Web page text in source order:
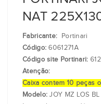
NAT
Fabricante: Portinari
Código: 6061271A
Código site Portinari:
Atenção:
Caixa contem 10 peças
Modelo:JOY MZ LOS BL